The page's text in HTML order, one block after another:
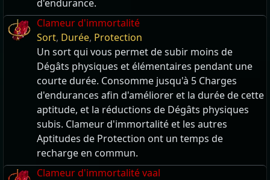
d'endurance.
Clameur d'immortalité
Sort, Durée, Protection
Un sort qui vous permet de subir moins de
Dégâts physiques et élémentaires pendant une
courte durée. Consomme jusqu'à 5 Charges
d'endurances afin d'améliorer et la durée de cette
aptitude, et la réductions de Dégâts physiques
subis. Clameur d'immortalité et les autres
Aptitudes de Protection ont un temps de
recharge en commun.
Clameur d'immortalité vaal